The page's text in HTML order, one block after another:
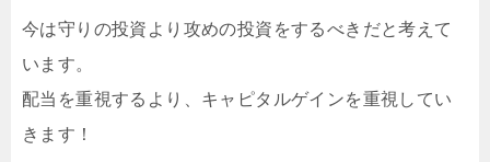
今は守りの投資より攻めの投資をするべきだと考えて
います。
配当を重視するより、キャピタルゲインを重視してい
きます！